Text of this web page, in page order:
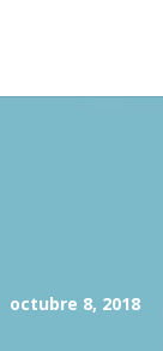
octubre 8, 2018